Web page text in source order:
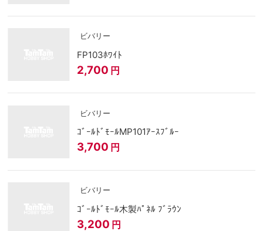
ビバリー
FP103ﾎﾜｲﾄ
2,700 円
ビバリー
ｺﾞｰﾙﾄﾞﾓｰﾙMP101ｱｰｽﾌﾞﾙｰ
3,700 円
ビバリー
ｺﾞｰﾙﾄﾞﾓｰﾙ木製ﾊﾟﾈﾙ ﾌﾞﾗｳﾝ
3,200 円